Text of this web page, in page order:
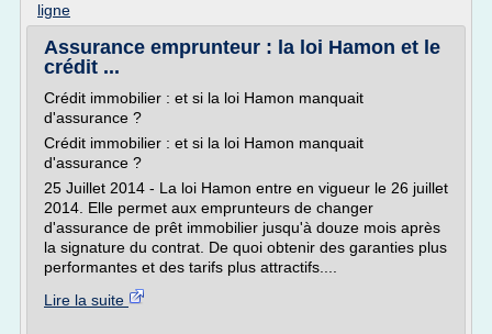
ligne
Assurance emprunteur : la loi Hamon et le
crédit ...
Crédit immobilier : et si la loi Hamon manquait
d'assurance ?
Crédit immobilier : et si la loi Hamon manquait
d'assurance ?
25 Juillet 2014 - La loi Hamon entre en vigueur le 26 juillet
2014. Elle permet aux emprunteurs de changer
d'assurance de prêt immobilier jusqu'à douze mois après
la signature du contrat. De quoi obtenir des garanties plus
performantes et des tarifs plus attractifs....
Lire la suite